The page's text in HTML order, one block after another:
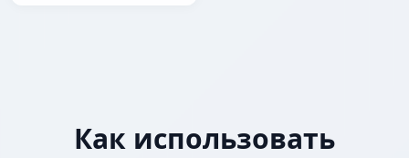
Как использовать